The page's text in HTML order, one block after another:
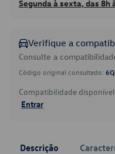
Segunda à sexta, das 8h
Verifique a
Consulte a
Código original consultado:
Compatibilidade
Entrar
Descrição